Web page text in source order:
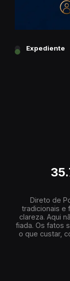
Expediente
Direto de
tradicionais e
clareza. Aqui
fiada. Os fatos
o que custar,